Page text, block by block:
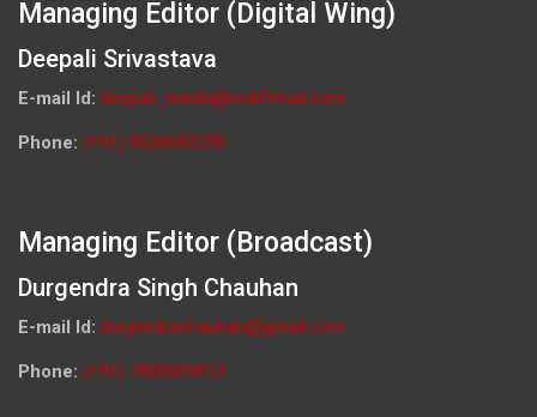
Managing Editor (Digital Wing)
Deepali Srivastava
E-mail Id: deepali_media@rediffmail.com
Phone: (+91) 9026692259
Managing Editor (Broadcast)
Durgendra Singh Chauhan
E-mail Id: durgendrachauhan@gmail.com
Phone: (+91) 7800009813